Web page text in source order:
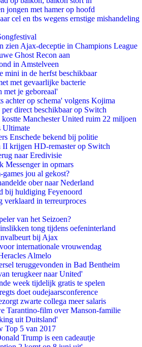
jongen met hamer op hoofd
cel en tbs wegens ernstige mishandeling
zien Ajax-deceptie in Champions League
Ghost Recon aan
in Amstelveen
mini in de herfst beschikbaar
met gevaarlijke bacterie
met je geboreaal'
achter op schema' volgens Kojima
direct beschikbaar op Switch
Manchester United ruim 22 miljoen
Ultimate
Enschede bekend bij politie
II krijgen HD-remaster op Switch
naar Eredivisie
Messenger in opmars
games jou al gekost?
ober naar Nederland
bij huldiging Feyenoord
verklaard in terreurproces
van het Seizoen?
tong tijdens oefeninterland
bij Ajax
internationale vrouwendag
Almelo
teruggevonden in Bad Bentheim
terugkeer naar United'
week tijdelijk gratis te spelen
doet oudejaarsconference
zwarte collega meer salaris
Tarantino-film over Manson-familie
uit Duitsland'
Top 5 van 2017
Trump is een cadeautje